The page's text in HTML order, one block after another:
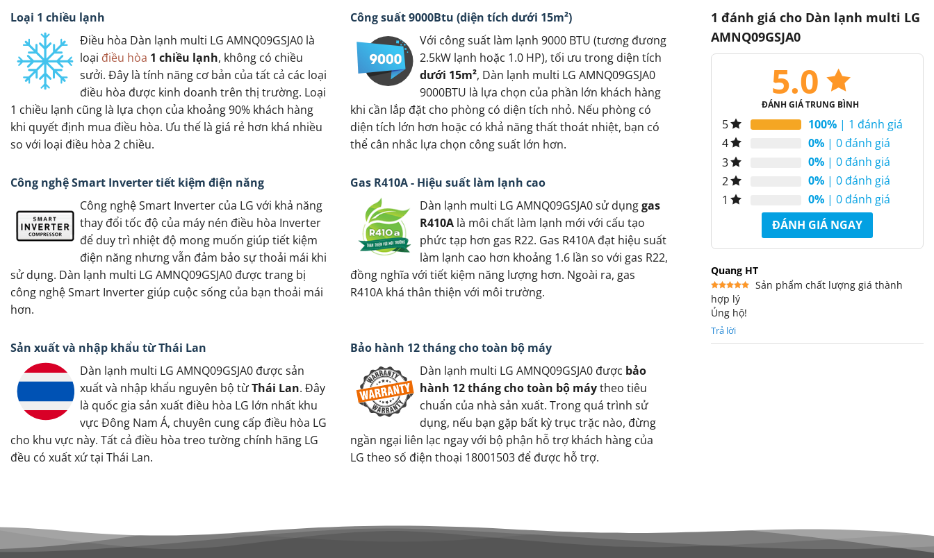
Loại 1 chiều lạnh
Điều hòa Dàn lạnh multi LG AMNQ09GSJA0 là
loại điều hòa 1 chiều lạnh, không có chiều
sưởi. Đây là tính năng cơ bản của tất cả các loại
điều hòa được kinh doanh trên thị trường. Loại
1 chiều lạnh cũng là lựa chọn của khoảng 90% khách hàng
khi quyết định mua điều hòa. Ưu thế là giá rẻ hơn khá nhiều
so với loại điều hòa 2 chiều.
Công suất 9000Btu (diện tích dưới 15m²)
Với công suất làm lạnh 9000 BTU (tương đương
2.5kW lạnh hoặc 1.0 HP), tối ưu trong diện tích
dưới 15m², Dàn lạnh multi LG AMNQ09GSJA0
9000BTU là lựa chọn của phần lớn khách hàng
khi cần lắp đặt cho phòng có diện tích nhỏ. Nếu phòng có
diện tích lớn hơn hoặc có khả năng thất thoát nhiệt, bạn có
thể cân nhắc lựa chọn công suất lớn hơn.
Công nghệ Smart Inverter tiết kiệm điện năng
Công nghệ Smart Inverter của LG với khả năng
thay đổi tốc độ của máy nén điều hòa Inverter
để duy trì nhiệt độ mong muốn giúp tiết kiệm
điện năng nhưng vẫn đảm bảo sự thoải mái khi
sử dụng. Dàn lạnh multi LG AMNQ09GSJA0 được trang bị
công nghệ Smart Inverter giúp cuộc sống của bạn thoải mái
hơn.
Gas R410A - Hiệu suất làm lạnh cao
Dàn lạnh multi LG AMNQ09GSJA0 sử dụnggas
R410A là môi chất làm lạnh mới với cấu tạo
phức tạp hơn gas R22. Gas R410A đạt hiệu suất
làm lạnh cao hơn khoảng 1.6 lần so với gas R22,
đồng nghĩa với tiết kiệm năng lượng hơn. Ngoài ra, gas
R410A khá thân thiện với môi trường.
Sản xuất và nhập khẩu từ Thái Lan
Dàn lạnh multi LG AMNQ09GSJA0 được sản
xuất và nhập khẩu nguyên bộ từThái Lan. Đây
là quốc gia sản xuất điều hòa LG lớn nhất khu
vực Đông Nam Á, chuyên cung cấp điều hòa LG
cho khu vực này. Tất cả điều hòa treo tường chính hãng LG
đều có xuất xứ tại Thái Lan.
Bảo hành 12 tháng cho toàn bộ máy
Dàn lạnh multi LG AMNQ09GSJA0 được bảo
hành 12 tháng cho toàn bộ máytheo tiêu
chuẩn của nhà sản xuất. Trong quá trình sử
dụng, nếu bạn gặp bất kỳ trục trặc nào, đừng
ngần ngại liên lạc ngay với bộ phận hỗ trợ khách hàng của
LG theo số điện thoại 18001503 để được hỗ trợ.
1 đánh giá cho Dàn lạnh multi LG
AMNQ09GSJA0
5.0
ĐÁNH GIÁ TRUNG BÌNH
5 100% | 1 đánh giá
4
0% | 0 đánh giá
3
0% | 0 đánh giá
2
0% | 0 đánh giá
1
0% | 0 đánh giá
ĐÁNH GIÁ NGAY
Quang HT
Được xếp
hạng 55
sao
Sản phẩm chất lượng giá thành
hợp lý
Ủng hộ!
Trả lời